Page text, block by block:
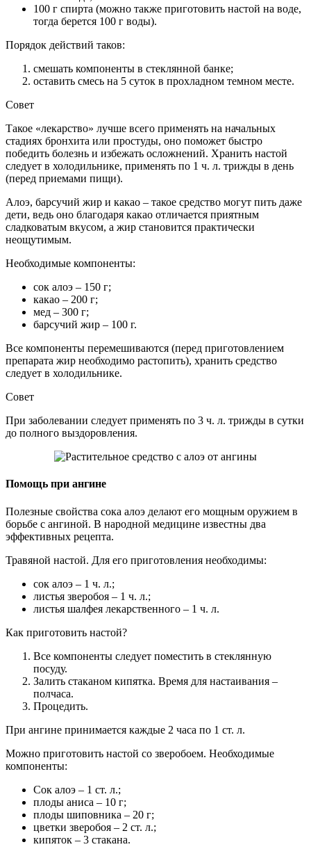
100 г спирта (можно также приготовить настой на воде,
тогда берется 100 г воды).
Порядок действий таков:
смешать компоненты в стеклянной банке;
оставить смесь на 5 суток в прохладном темном месте.
Совет
Такое «лекарство» лучше всего применять на начальных
стадиях бронхита или простуды, оно поможет быстро
победить болезнь и избежать осложнений. Хранить настой
следует в холодильнике, применять по 1 ч. л. трижды в день
(перед приемами пищи).
Алоэ, барсучий жир и какао – такое средство могут пить даже
дети, ведь оно благодаря какао отличается приятным
сладковатым вкусом, а жир становится практически
неощутимым.
Необходимые компоненты:
сок алоэ – 150 г;
какао – 200 г;
мед – 300 г;
барсучий жир – 100 г.
Все компоненты перемешиваются (перед приготовлением
препарата жир необходимо растопить), хранить средство
следует в холодильнике.
Совет
При заболевании следует применять по 3 ч. л. трижды в сутки
до полного выздоровления.
Помощь при ангине
Полезные свойства сока алоэ делают его мощным оружием в
борьбе с ангиной. В народной медицине известны два
эффективных рецепта.
Травяной настой. Для его приготовления необходимы:
сок алоэ – 1 ч. л.;
листья зверобоя – 1 ч. л.;
листья шалфея лекарственного – 1 ч. л.
Как приготовить настой?
Все компоненты следует поместить в стеклянную
посуду.
Залить стаканом кипятка. Время для настаивания –
полчаса.
Процедить.
При ангине принимается каждые 2 часа по 1 ст. л.
Можно приготовить настой со зверобоем. Необходимые
компоненты:
Сок алоэ – 1 ст. л.;
плоды аниса – 10 г;
плоды шиповника – 20 г;
цветки зверобоя – 2 ст. л.;
кипяток – 3 стакана.